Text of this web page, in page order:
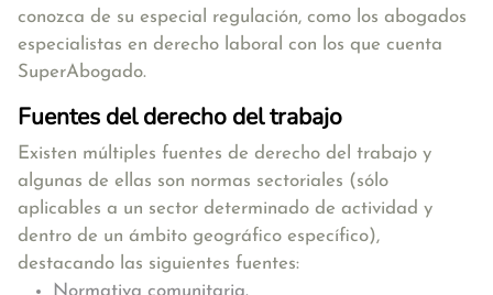
conozca de su especial regulación, como los abogados
especialistas en derecho laboral con los que cuenta
SuperAbogado.
Fuentes del derecho del trabajo
Existen múltiples fuentes de derecho del trabajo y
algunas de ellas son normas sectoriales (sólo
aplicables a un sector determinado de actividad y
dentro de un ámbito geográfico específico),
destacando las siguientes fuentes:
Normativa comunitaria.